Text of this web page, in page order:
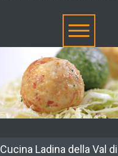
Cucina Ladina della Val